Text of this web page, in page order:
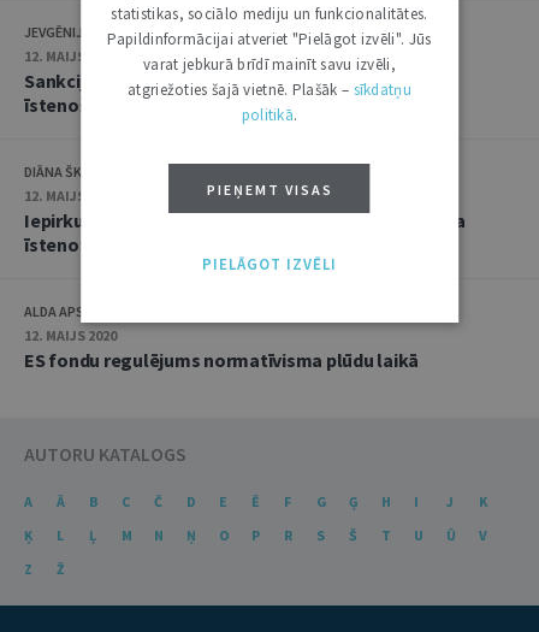
JEVGĒNIJS IĻJINSKIS
12. MAIJS 2020
Sankciju likuma piemērošana ES fondu projektu
īstenošanā
DIĀNA ŠKĻARA
12. MAIJS 2020
Iepirkumu regulējums, kas piemērojams ES projekta
īstenotājam – komersantam
ALDA APSĪTE
12. MAIJS 2020
ES fondu regulējums normatīvisma plūdu laikā
AUTORU KATALOGS
A Ā B C Č D E Ē F G Ģ H I J
K
Ķ
L Ļ M N Ņ O P R S Š T U Ū
V
Z
Ž
statistikas, sociālo mediju un funkcionalitātes.
Papildinformācijai atveriet "Pielāgot izvēli". Jūs
varat jebkurā brīdī mainīt savu izvēli,
atgriežoties šajā vietnē. Plašāk – sīkdatņu
politikā.
PIEŅEMT VISAS
PIELĀGOT IZVĒLI